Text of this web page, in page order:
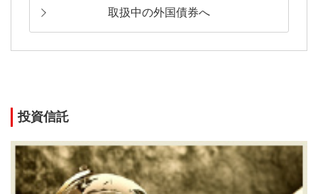
取扱中の外国債券へ
投資信託